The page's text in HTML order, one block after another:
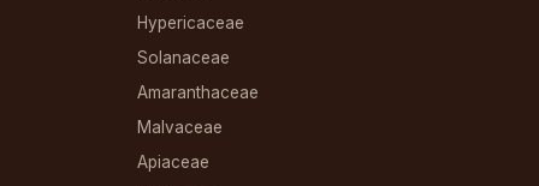
Hypericaceae
Solanaceae
Amaranthaceae
Malvaceae
Apiaceae